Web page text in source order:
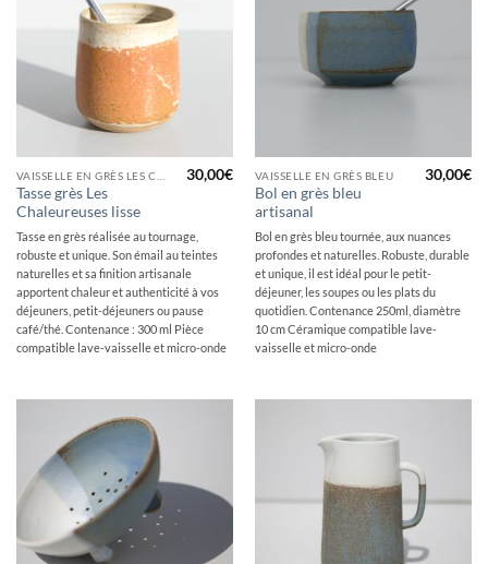
Tasse grès Les
Chaleureuses lisse
30,00€
Tasse en grès réalisée au tournage,
robuste et unique. Son émail au teintes
naturelles et sa finition artisanale
apportent chaleur et authenticité à vos
déjeuners, petit-déjeuners ou pause
café/thé. Contenance : 300 ml Pièce
compatible lave-vaisselle et micro-onde
VAISSELLE EN GRÈS BLEU
Bol en grès bleu
artisanal
30,00€
Bol en grès bleu tournée, aux nuances
profondes et naturelles. Robuste, durable
et unique, il est idéal pour le petit-
déjeuner, les soupes ou les plats du
quotidien. Contenance 250ml, diamètre
10 cm Céramique compatible lave-
vaisselle et micro-onde